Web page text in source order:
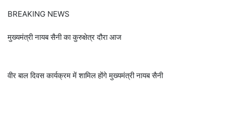
BREAKING NEWS
मुख्यमंत्री नायब सैनी का कुरुक्षेत्र दौरा आज
वीर बाल दिवस कार्यक्रम में शामिल होंगे मुख्यमंत्री नायब सैनी